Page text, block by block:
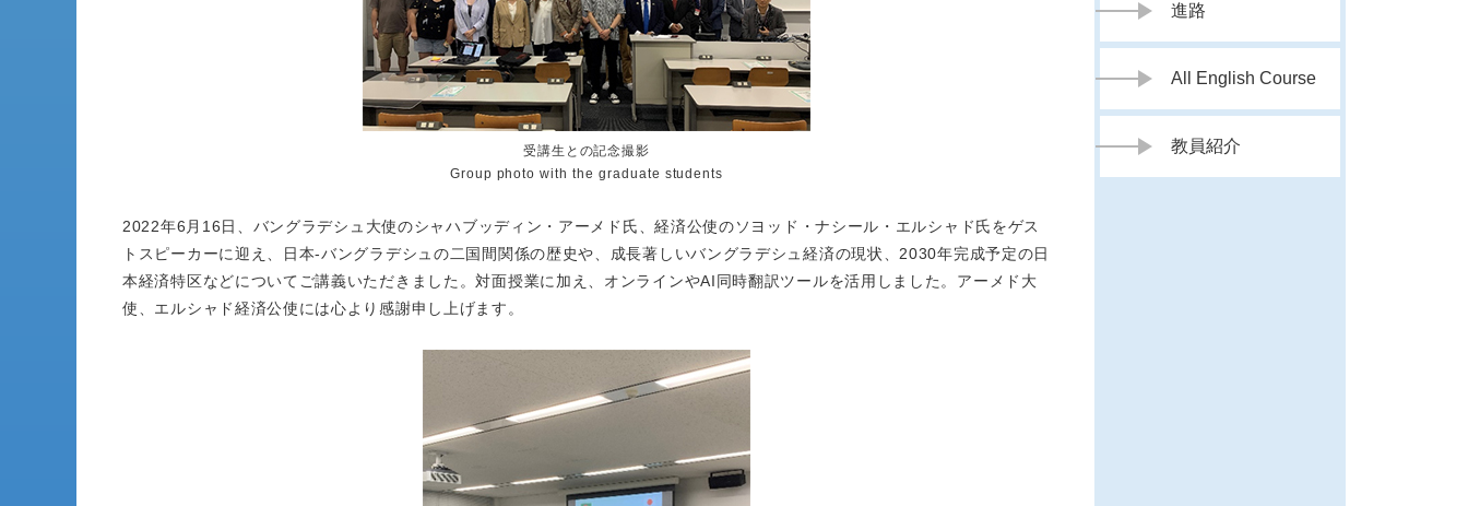
受講生との記念撮影
Group photo with the graduate students
2022年6月16日、バングラデシュ大使のシャハブッディン・アーメド氏、経済公使のソヨッド・ナシール・エルシャド氏をゲス
トスピーカーに迎え、日本-バングラデシュの二国間関係の歴史や、成長著しいバングラデシュ経済の現状、2030年完成予定の日
本経済特区などについてご講義いただきました。対面授業に加え、オンラインやAI同時翻訳ツールを活用しました。アーメド大
使、エルシャド経済公使には心より感謝申し上げます。
進路
All English Course
教員紹介